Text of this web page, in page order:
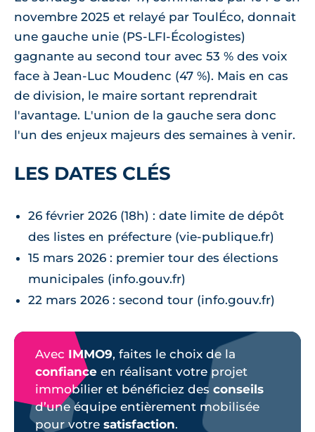
novembre 2025 et relayé par ToulÉco, donnait
une gauche unie (PS-LFI-Écologistes)
gagnante au second tour avec 53 % des voix
face à Jean-Luc Moudenc (47 %). Mais en cas
de division, le maire sortant reprendrait
l'avantage. L'union de la gauche sera donc
l'un des enjeux majeurs des semaines à venir.
LES DATES CLÉS
26 février 2026 (18h) : date limite de dépôt
des listes en préfecture (vie-publique.fr)
15 mars 2026 : premier tour des élections
municipales (info.gouv.fr)
22 mars 2026 : second tour (info.gouv.fr)
Avec IMMO9, faites le choix de la
confiance en réalisant votre projet
immobilier et bénéficiez des conseils
d’une équipe entièrement mobilisée
pour votre satisfaction.